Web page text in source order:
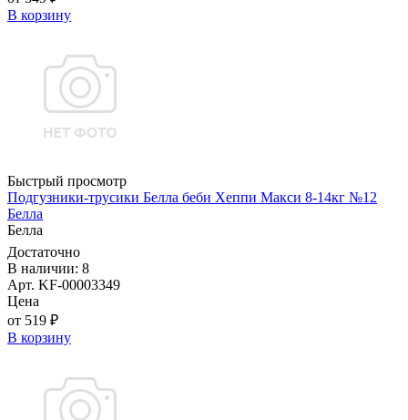
В корзину
Быстрый просмотр
Подгузники-трусики Белла беби Хеппи Макси 8-14кг №12
Белла
Белла
Достаточно
В наличии: 8
Арт. KF-00003349
Цена
от 519 ₽
В корзину